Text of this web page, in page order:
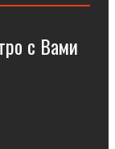
с Вами